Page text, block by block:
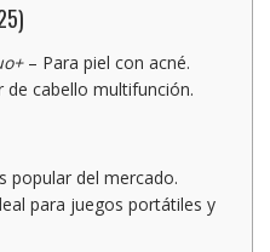
– Para piel con acné.
de cabello multifunción.
popular del mercado.
para juegos portátiles y